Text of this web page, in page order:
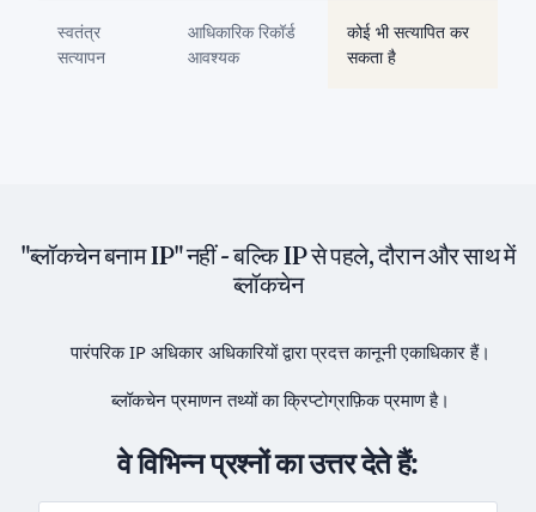
स्वतंत्र
सत्यापन
आधिकारिक रिकॉर्ड
आवश्यक
कोई भी सत्यापित कर
सकता है
"ब्लॉकचेन बनाम IP" नहीं - बल्कि IP से पहले, दौरान और साथ में
ब्लॉकचेन
पारंपरिक IP अधिकार अधिकारियों द्वारा प्रदत्त कानूनी एकाधिकार हैं।
ब्लॉकचेन प्रमाणन तथ्यों का क्रिप्टोग्राफ़िक प्रमाण है।
वे विभिन्न प्रश्नों का उत्तर देते हैं: